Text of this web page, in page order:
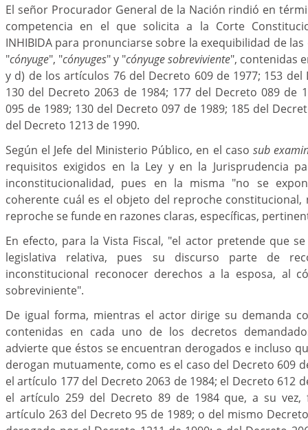
El señor Procurador General de la Nación rindió en
competencia en el que solicita a la Corte
INHIBIDA para pronunciarse sobre la exequibilidad de
"cónyuge", "cónyuges" y "cónyuge sobreviviente", contenidas
y d) de los artículos 76 del Decreto 609 de 1977; 153 del
130 del Decreto 2063 de 1984; 177 del Decreto 089 de
095 de 1989; 130 del Decreto 097 de 1989; 185 del
del Decreto 1213 de 1990.
Según el Jefe del Ministerio Público, en el caso sub
requisitos exigidos en la Ley y en la Jurisprudencia
inconstitucionalidad, pues en la misma "no se
coherente cuál es el objeto del reproche constitucional,
reproche se funde en razones claras, específicas,
En efecto, para la Vista Fiscal, "el actor pretende que
legislativa relativa, pues su discurso parte de
inconstitucional reconocer derechos a la esposa, al
sobreviniente".
De igual forma, mientras el actor dirige su demanda
contenidas en cada uno de los decretos
advierte que éstos se encuentran derogados e incluso
derogan mutuamente, como es el caso del Decreto 609
el artículo 177 del Decreto 2063 de 1984; el Decreto 612
el artículo 259 del Decreto 89 de 1984 que, a su
artículo 263 del Decreto 95 de 1989; o del mismo